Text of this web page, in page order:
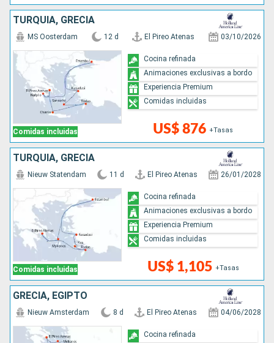
TURQUÍA, GRECIA
Comidas incluidas
MS Oosterdam 12 d El Pireo Atenas 03/10/2026
US$ 876 +Tasas
Cocina refinada
Animaciones exclusivas a bordo
Experiencia Premium
Comidas incluidas
TURQUÍA, GRECIA
Comidas incluidas
Nieuw Statendam 11 d El Pireo Atenas 26/01/2028
US$ 1,105 +Tasas
Cocina refinada
Animaciones exclusivas a bordo
Experiencia Premium
Comidas incluidas
GRECIA, EGIPTO
Nieuw Amsterdam 8 d El Pireo Atenas 04/06/2028
Cocina refinada